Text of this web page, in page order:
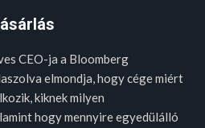
CEO-ja a Bloomberg
elmondja, hogy cége miért
kiknek milyen
hogy mennyire egyedülálló